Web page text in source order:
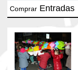
Comprar Entradas